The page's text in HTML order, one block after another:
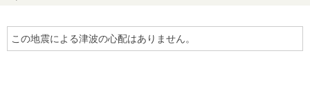
この地震による津波の心配はありません。